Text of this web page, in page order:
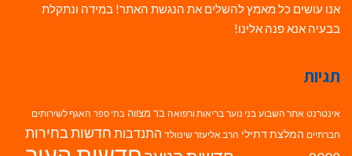
אנו עושים כל מאמץ להשלים את הנגשת האתר! במידה ונתקלת
בבעיה אנא פנה אלינו!
תגיות
אינטרנט אתר השבוע בני נוער בריאות ורפואה בר מצווה בתי ספר האגף לשירותים
חברתיים המלצת דתילי הרב אליעזר שינוולד התנדבות חדשות בחירות